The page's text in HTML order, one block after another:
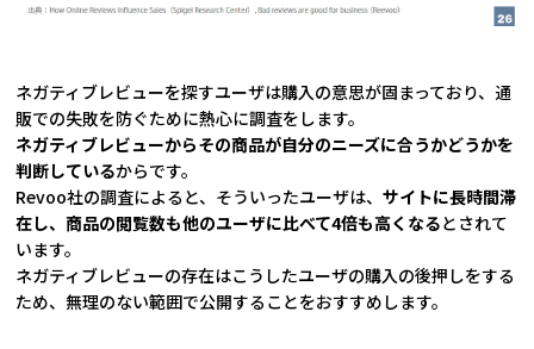
ネガティブレビューを探すユーザは購入の意思が固まっており、通
販での失敗を防ぐために熱心に調査をします。
ネガティブレビューからその商品が自分のニーズに合うかどうかを
判断しているからです。
Revoo社の調査によると、そういったユーザは、サイトに長時間滞
在し、商品の閲覧数も他のユーザに比べて4倍も高くなるとされて
います。
ネガティブレビューの存在はこうしたユーザの購入の後押しをする
ため、無理のない範囲で公開することをおすすめします。